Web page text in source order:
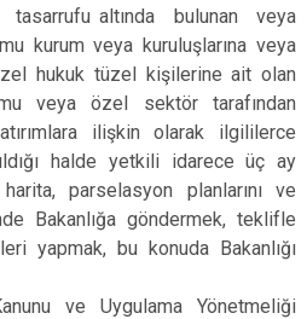
altında bulunan veya
kurum veya kuruluşlarına veya
hukuk tüzel kişilerine ait olan
veya özel sektör tarafından
ilişkin olarak ilgililerce
halde yetkili idarece üç ay
parselasyon planlarını ve
Bakanlığa göndermek, teklifle
yapmak, bu konuda Bakanlığı
ve Uygulama Yönetmeliği